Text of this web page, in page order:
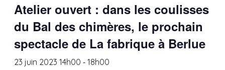
Atelier ouvert : dans les coulisses
du Bal des chimères, le prochain
spectacle de La fabrique à Berlue
23 juin 2023 14h00 - 18h00